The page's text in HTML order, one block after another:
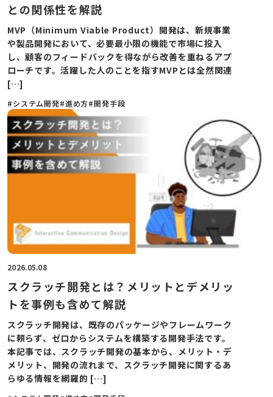
との関係性を解説
MVP（Minimum Viable Product）開発は、新規事業
や製品開発において、必要最小限の機能で市場に投入
し、顧客のフィードバックを得ながら改善を重ねるアプ
ローチです。活躍した人のことを指すMVPとは全然関連
[…]
#システム開発#進め方#開発手段
2026.05.08
スクラッチ開発とは？メリットとデメリッ
トを事例も含めて解説
スクラッチ開発は、既存のパッケージやフレームワーク
に頼らず、ゼロからシステムを構築する開発手法です。
本記事では、スクラッチ開発の基本から、メリット・デ
メリット、開発の流れまで、スクラッチ開発に関するあ
らゆる情報を網羅的 […]